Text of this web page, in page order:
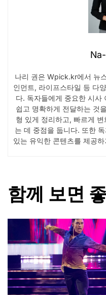
나리 권은 Wpick.kr에서 뉴
인먼트, 라이프스타일 등 다
다. 독자들에게 중요한 시사
쉽고 명확하게 전달하는 것
형 있게 정리하고, 빠르게
는 데 중점을 둡니다. 또한
있는 유익한 콘텐츠를 제공
함께 보면